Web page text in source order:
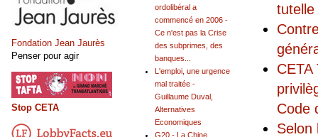
CETA
Code
Selon
ordolibéral a
commencé en 2006 -
Ce n'est pas la Crise
des subprimes, des
banques...
L'emploi, une urgence
mal traitée -
Guillaume Duval,
Alternatives
Economiques
G20 - La Chine,
Fondation Jean Jaurès
Penser pour agir
Stop CETA